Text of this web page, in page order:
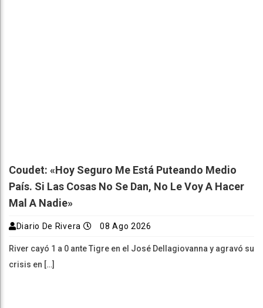
Coudet: «Hoy Seguro Me Está Puteando Medio
País. Si Las Cosas No Se Dan, No Le Voy A Hacer
Mal A Nadie»
Diario De Rivera 08 Ago 2026
River cayó 1 a 0 ante Tigre en el José Dellagiovanna y agravó su
crisis en […]